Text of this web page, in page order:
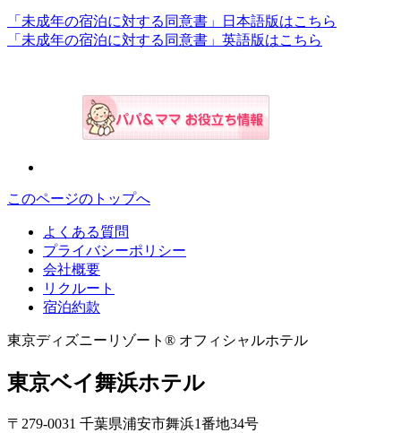
「未成年の宿泊に対する同意書」日本語版はこちら
「未成年の宿泊に対する同意書」英語版はこちら
このページのトップへ
よくある質問
プライバシーポリシー
会社概要
リクルート
宿泊約款
東京ディズニーリゾート® オフィシャルホテル
東京ベイ舞浜ホテル
〒279-0031 千葉県浦安市舞浜1番地34号